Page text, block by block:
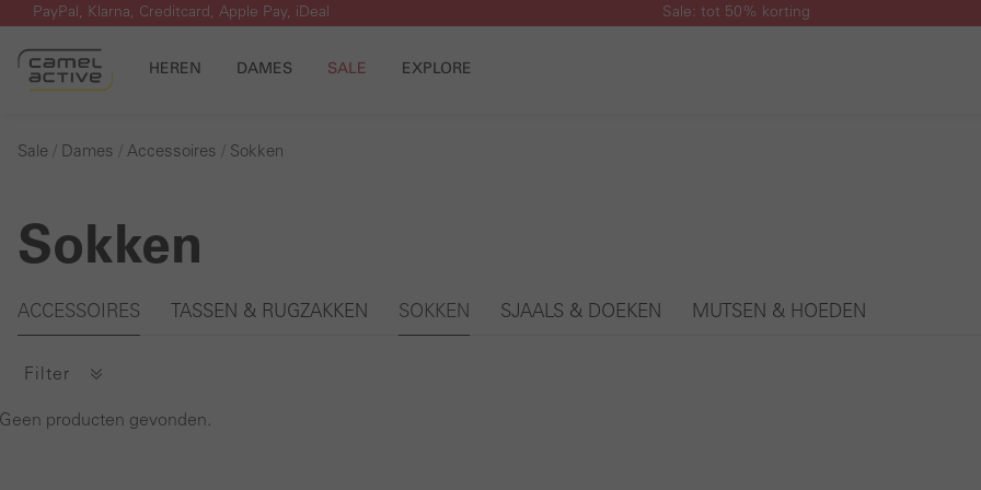
naar de hoofdinhoud
Ga naar de zoekopdracht
Ga naar de hoofdnavigatie
PayPal, Klarna, Creditcard, Apple Pay, iDeal Sale: tot 50% korting
HEREN DAMES SALE EXPLORE
Sale Dames Accessoires Sokken
Sokken
Galerie overslaan
ACCESSOIRES TASSEN & RUGZAKKEN SOKKEN SJAALS & DOEKEN MUTSEN & HOEDEN
Filter
producten gevonden.